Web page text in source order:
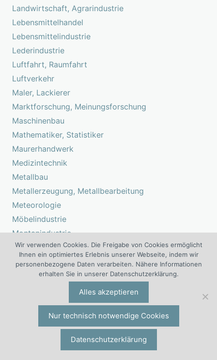
Landwirtschaft, Agrarindustrie
Lebensmittelhandel
Lebensmittelindustrie
Lederindustrie
Luftfahrt, Raumfahrt
Luftverkehr
Maler, Lackierer
Marktforschung, Meinungsforschung
Maschinenbau
Mathematiker, Statistiker
Maurerhandwerk
Medizintechnik
Metallbau
Metallerzeugung, Metallbearbeitung
Meteorologie
Möbelindustrie
Montanindustrie
Objektschutz, Werteschutz, Personenschutz
Öffentlicher Dienst
Orthopädietechnik, Rehatechnik
Personaldienstleistung, Personalberatung
Personenverkehr
Pharmaindustrie
Wir verwenden Cookies. Die Freigabe von Cookies ermöglicht
Ihnen ein optimiertes Erlebnis unserer Webseite, indem wir
personenbezogene Daten verarbeiten. Nähere Informationen
erhalten Sie in unserer Datenschutzerklärung.
Alles akzeptieren
Nur technisch notwendige Cookies
Datenschutzerklärung